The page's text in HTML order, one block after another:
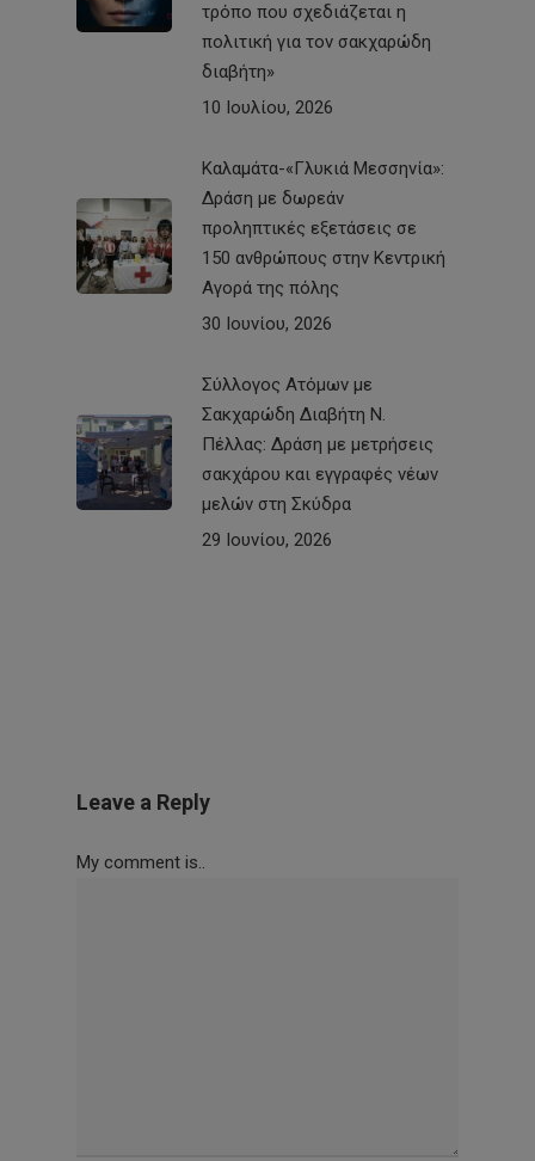
τρόπο που σχεδιάζεται η
πολιτική για τον σακχαρώδη
διαβήτη»
10 Ιουλίου, 2026
Καλαμάτα-«Γλυκιά Μεσσηνία»:
Δράση με δωρεάν
προληπτικές εξετάσεις σε
150 ανθρώπους στην Κεντρική
Αγορά της πόλης
30 Ιουνίου, 2026
Σύλλογος Ατόμων με
Σακχαρώδη Διαβήτη Ν.
Πέλλας: Δράση με μετρήσεις
σακχάρου και εγγραφές νέων
μελών στη Σκύδρα
29 Ιουνίου, 2026
Leave a Reply
My comment is..